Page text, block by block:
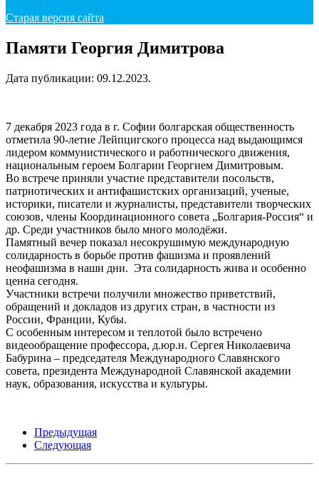
Старая версия сайта
Памяти Георгия Димитрова
Дата публикации: 09.12.2023.
7 декабря 2023 года в г. Софии болгарская общественность
отметила 90-летие Лейпцигского процесса над выдающимся
лидером коммунистического и работнического движения,
национальным героем Болгарии Георгием Димитровым.
Во встрече приняли участие представители посольств,
патриотических и антифашистских организаций, ученые,
историки, писатели и журналисты, представители творческих
союзов, члены Координационного совета „Болгария-Россия“ и
др. Среди участников было много молодёжи.
Памятный вечер показал несокрушимую международную
солидарность в борьбе против фашизма и проявлений
неофашизма в наши дни. Эта солидарность жива и особенно
ценна сегодня.
Участники встречи получили множество приветствий,
обращений и докладов из других стран, в частности из
России, Франции, Кубы.
С особенным интересом и теплотой было встречено
видеообращение профессора, д.юр.н. Сергея Николаевича
Бабурина – председателя Международного Славянского
совета, президента Международной Славянской академии
наук, образования, искусства и культуры.
Предыдущая
Следующая